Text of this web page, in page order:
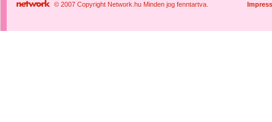
© 2007 Copyright Network.hu Minden jog fenntartva.